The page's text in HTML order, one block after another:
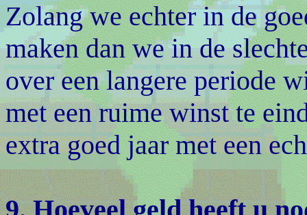
Zolang we echter in de
maken dan we in de
over een langere periode
met een ruime winst te
extra goed jaar met een